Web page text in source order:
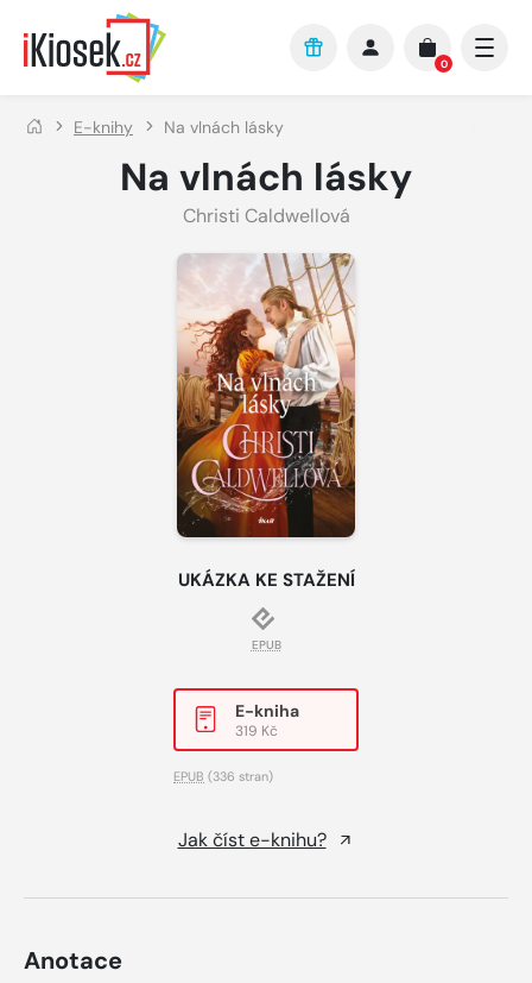
Přejít na hlavní obsah
0
E-knihy Na vlnách lásky
Na vlnách lásky
Christi Caldwellová
UKÁZKA KE STAŽENÍ
EPUB
E-kniha
319 Kč
EPUB (336 stran)
Jak číst e-knihu?
Anotace